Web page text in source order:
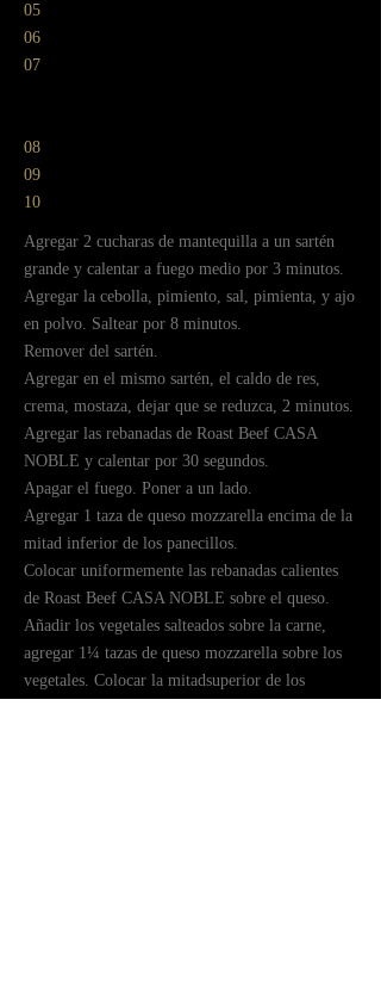
05
06
07
08
09
10
ㅤㅤAgregar 2 cucharas de mantequilla a un sartén
grande y calentar a fuego medio por 3 minutos.
Agregar la cebolla, pimiento, sal, pimienta, y ajo
en polvo. Saltear por 8 minutos.
ㅤㅤRemover del sartén.
ㅤㅤAgregar en el mismo sartén, el caldo de res,
crema, mostaza, dejar que se reduzca, 2 minutos.
ㅤㅤAgregar las rebanadas de Roast Beef CASA
NOBLE y calentar por 30 segundos.
ㅤㅤApagar el fuego. Poner a un lado.
ㅤㅤAgregar 1 taza de queso mozzarella encima de la
mitad inferior de los panecillos.
ㅤㅤColocar uniformemente las rebanadas calientes
de Roast Beef CASA NOBLE sobre el queso.
Añadir los vegetales salteados sobre la carne,
agregar 1¼ tazas de queso mozzarella sobre los
vegetales. Colocar la mitadsuperior de los